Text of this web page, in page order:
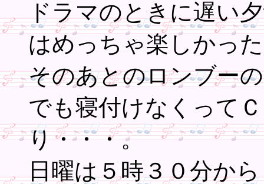
ドラマのときに遅い
はめっちゃ楽しかっ
そのあとのロンブー
でも寝付けなくって
り・・・。
日曜は５時３０分か